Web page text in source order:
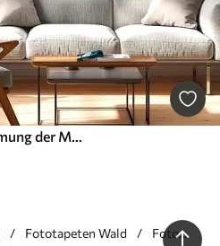
Fototapeten Birke Nachahmung der Malerei
Fototapeten Wald